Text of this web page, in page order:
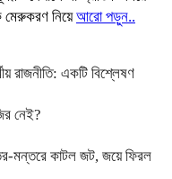
মেরুকরণ নিয়েআরো পড়ুন..
রাজনীতি: একটি বিশ্লেষণ
নেই?
মন্তরে কাটল জট, জয়ে ফিরল